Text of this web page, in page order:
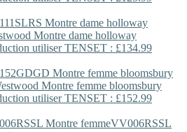
Montre dame holloway
utiliser TENSET : £134.99
Montre femme bloomsbury
utiliser TENSET : £152.99
VV006RSSL